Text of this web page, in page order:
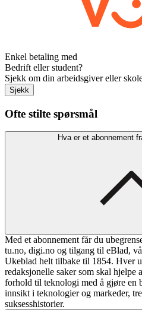
Enkel betaling med
Bedrift eller student?
Sjekk om din arbeidsgiver eller
Sjekk
Ofte stilte spørsmål
Hva er et abonnement
Med et abonnement får du
tu.no, digi.no og tilgang til eBlad,
Ukeblad helt tilbake til 1854. Hver
redaksjonelle saker som skal hjelpe
forhold til teknologi med å gjøre en
innsikt i teknologier og markeder,
suksesshistorier.